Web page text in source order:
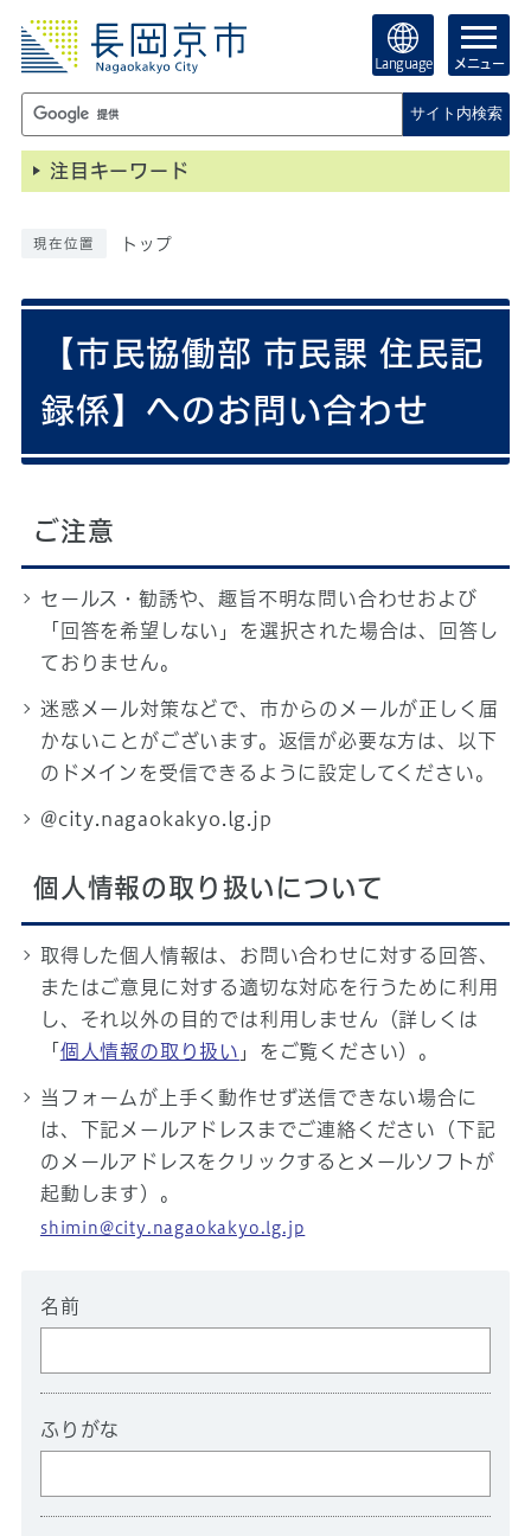
Language メニュー
サイト内検索
注目キーワード
現在位置 トップ
【市民協働部 市民課 住民記
録係】へのお問い合わせ
ご注意
セールス・勧誘や、趣旨不明な問い合わせおよび
「回答を希望しない」を選択された場合は、回答し
ておりません。
迷惑メール対策などで、市からのメールが正しく届
かないことがございます。返信が必要な方は、以下
のドメインを受信できるように設定してください。
@city.nagaokakyo.lg.jp
個人情報の取り扱いについて
取得した個人情報は、お問い合わせに対する回答、
またはご意見に対する適切な対応を行うために利用
し、それ以外の目的では利用しません（詳しくは
「 個人情報の取り扱い 」をご覧ください）。
当フォームが上手く動作せず送信できない場合に
は、下記メールアドレスまでご連絡ください（下記
のメールアドレスをクリックするとメールソフトが
起動します）。
shimin@city.nagaokakyo.lg.jp
名前
ふりがな